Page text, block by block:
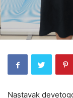
Nastavak